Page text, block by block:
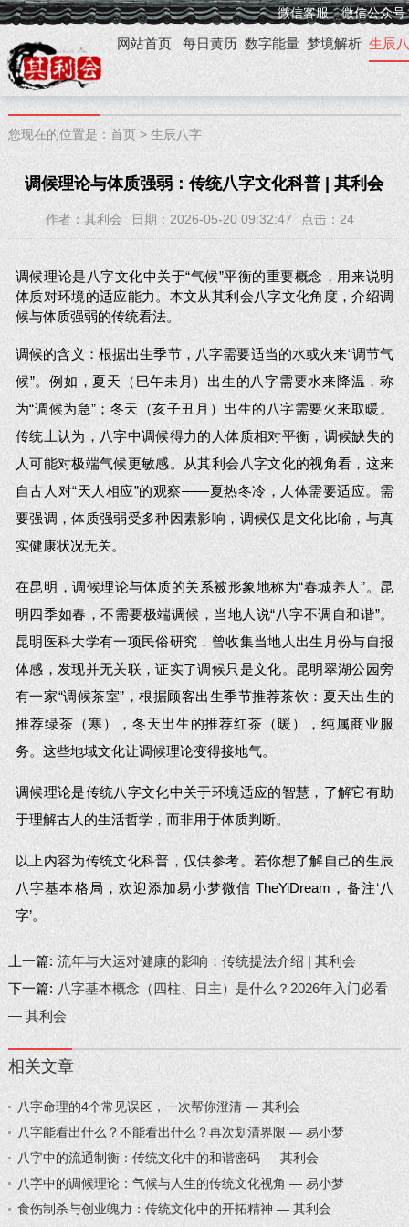
微信客服 微信公众号
网站首页 每日黄历 数字能量 梦境解析 生辰
您现在的位置是： 首页> 生辰八字
调候理论与体质强弱：传统八字文化科普 | 其利会
作者：其利会 日期：2026-05-20 09:32:47 点击： 24
调候理论是八字文化中关于“气候”平衡的重要概念，用来说明
体质对环境的适应能力。本文从其利会八字文化角度，介绍调
候与体质强弱的传统看法。
调候的含义：根据出生季节，八字需要适当的水或火来“调节气
候”。例如，夏天（巳午未月）出生的八字需要水来降温，称
为“调候为急”；冬天（亥子丑月）出生的八字需要火来取暖。
传统上认为，八字中调候得力的人体质相对平衡，调候缺失的
人可能对极端气候更敏感。从其利会八字文化的视角看，这来
自古人对“天人相应”的观察——夏热冬冷，人体需要适应。需
要强调，体质强弱受多种因素影响，调候仅是文化比喻，与真
实健康状况无关。
在昆明，调候理论与体质的关系被形象地称为“春城养人”。昆
明四季如春，不需要极端调候，当地人说“八字不调自和谐”。
昆明医科大学有一项民俗研究，曾收集当地人出生月份与自报
体感，发现并无关联，证实了调候只是文化。昆明翠湖公园旁
有一家“调候茶室”，根据顾客出生季节推荐茶饮：夏天出生的
推荐绿茶（寒），冬天出生的推荐红茶（暖），纯属商业服
务。这些地域文化让调候理论变得接地气。
调候理论是传统八字文化中关于环境适应的智慧，了解它有助
于理解古人的生活哲学，而非用于体质判断。
以上内容为传统文化科普，仅供参考。若你想了解自己的生辰
八字基本格局，欢迎添加易小梦微信 TheYiDream，备注‘八
字’。
上一篇: 流年与大运对健康的影响：传统提法介绍 | 其利会
下一篇: 八字基本概念（四柱、日主）是什么？2026年入门必看
— 其利会
相关文章
八字命理的4个常见误区，一次帮你澄清 — 其利会
八字能看出什么？不能看出什么？再次划清界限 — 易小梦
八字中的流通制衡：传统文化中的和谐密码 — 其利会
八字中的调候理论：气候与人生的传统文化视角 — 易小梦
食伤制杀与创业魄力：传统文化中的开拓精神 — 其利会